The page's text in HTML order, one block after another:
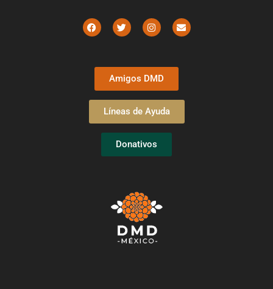
Amigos DMD
Líneas de Ayuda
Donativos